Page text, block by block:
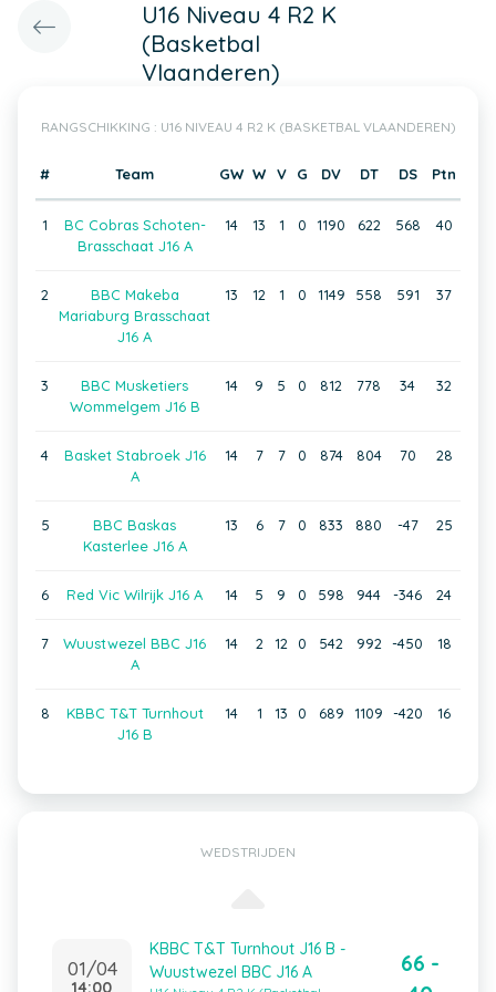
U16 Niveau 4 R2 K
(Basketbal
Vlaanderen)
RANGSCHIKKING : U16 NIVEAU 4 R2 K (BASKETBAL VLAANDEREN)
# Team GW W V G DV DT DS Ptn
1
BC Cobras Schoten-
Brasschaat J16 A
14 13 1 0 1190 622 568 40
2
BBC Makeba
Mariaburg Brasschaat
J16 A
13 12 1 0 1149 558 591 37
3
BBC Musketiers
Wommelgem J16 B
14 9 5 0 812 778 34 32
4
Basket Stabroek J16
A
14 7 7 0 874 804 70 28
5
BBC Baskas
Kasterlee J16 A
13 6 7 0 833 880 -47 25
6 Red Vic Wilrijk J16 A 14 5 9 0 598 944 -346 24
7
Wuustwezel BBC J16
A
14 2 12 0 542 992 -450 18
8
KBBC T&T Turnhout
J16 B
14 1 13 0 689 1109 -420 16
WEDSTRIJDEN
01/04
14:00
KBBC T&T Turnhout J16 B -
Wuustwezel BBC J16 A
66 -